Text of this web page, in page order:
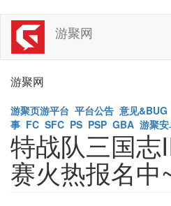
Skip
main
content
游聚网
游聚网
游聚页游平台 平台公告 意见&BUG
事 FC SFC PS PSP GBA 游聚
特战队三国志
赛火热报名中